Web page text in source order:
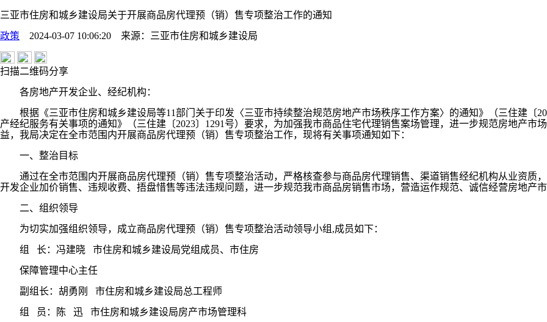
三亚市住房和城乡建设局关于开展商品房代理预（销）售专项整治工作的通知
政策 2024-03-07 10:06:20 来源： 三亚市住房和城乡建设局
扫描二维码分享
各房地产开发企业、经纪机构：
根据《三亚市住房和城乡建设局等11部门关于印发〈三亚市持续整治规范房地产市场秩序工作方案〉的通知》（三住建〔
产经纪服务有关事项的通知》（三住建〔2023〕1291号）要求，为加强我市商品住宅代理销售案场管理，进一步规范房地产
益，我局决定在全市范围内开展商品房代理预（销）售专项整治工作，现将有关事项通知如下：
一、整治目标
通过在全市范围内开展商品房代理预（销）售专项整治活动，严格核查参与商品房代理销售、渠道销售经纪机构从业资质
开发企业加价销售、违规收费、捂盘惜售等违法违规问题，进一步规范我市商品房销售市场，营造运作规范、诚信经营房地产
二、组织领导
为切实加强组织领导，成立商品房代理预（销）售专项整治活动领导小组,成员如下：
组 长：冯建晓 市住房和城乡建设局党组成员、市住房
保障管理中心主任
副组长：胡勇刚 市住房和城乡建设局总工程师
组 员：陈 迅 市住房和城乡建设局房产市场管理科